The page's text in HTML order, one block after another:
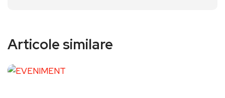
Articole similare